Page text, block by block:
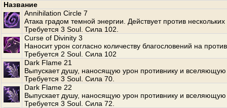
Название
Annihilation Circle 7
Атака градом темной энергии. Действует против
Требуется 3 Soul. Сила 102.
Curse of Divinity 3
Наносит урон согласно количеству благословений на
Требуется 2 Soul. Сила 102
Dark Flame 21
Выпускает душу, наносящую урон противнику и вселяющую
Требуется 3 Soul. Сила 70.
Dark Flame 22
Выпускает душу, наносящую урон противнику и вселяющую
Требуется 3 Soul. Сила 72.